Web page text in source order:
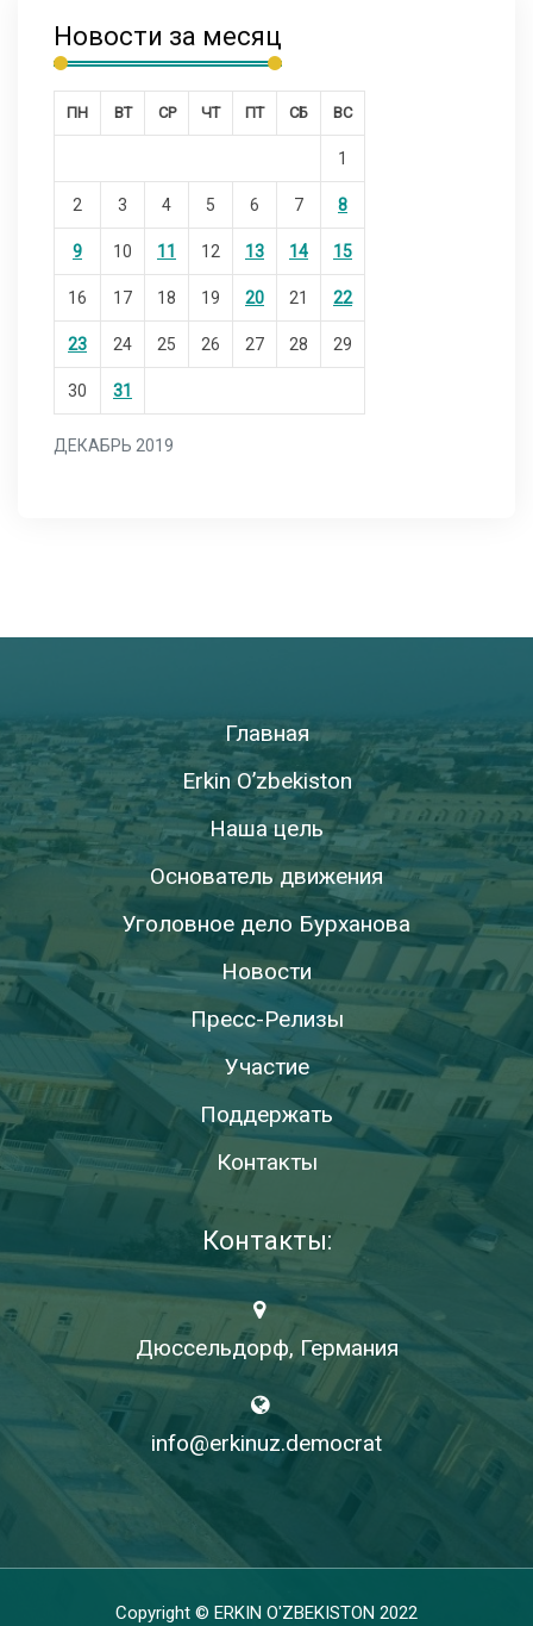
Новости за месяц
ДЕКАБРЬ 2019
ПН ВТ СР ЧТ ПТ СБ ВС
1
2 3 4 5 6 7 8
9 10 11 12 13 14 15
16 17 18 19 20 21 22
23 24 25 26 27 28 29
30 31
Главная
Erkin O’zbekiston
Наша цель
Основатель движения
Уголовное дело Бурханова
Новости
Пресс-Релизы
Участие
Поддержать
Контакты
Контакты:
Дюссельдорф, Германия
info@erkinuz.democrat
Copyright © ERKIN O'ZBEKISTON 2022